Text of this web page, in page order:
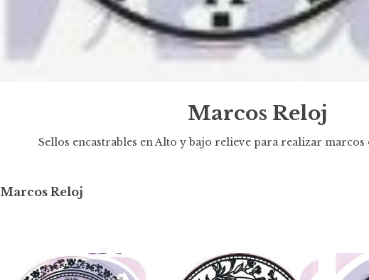
Marcos Reloj
Sellos encastrables en Alto y bajo relieve para realizar marcos
Marcos Reloj